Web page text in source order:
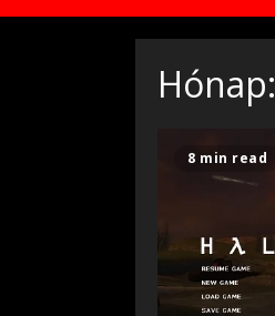
Hónap:
8 min read